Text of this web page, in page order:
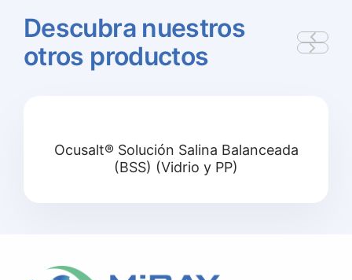
Descubra nuestros
otros productos
Ocusalt® Solución Salina Balanceada
(BSS) (Vidrio y PP)